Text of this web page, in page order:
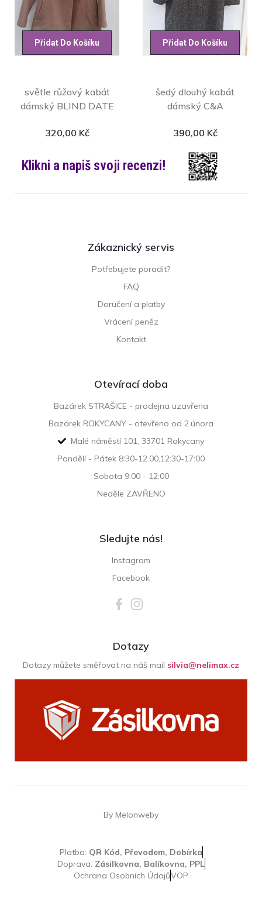
Přidat Do Košíku
světle růžový kabát
dámský BLIND DATE
320,00 Kč
Přidat Do Košíku
šedý dlouhý kabát
dámský C&A
390,00 Kč
Klikni a napiš svoji recenzi!
Zákaznický servis
Potřebujete poradit?
FAQ
Doručení a platby
Vrácení peněz
Kontakt
Otevírací doba
Bazárek STRAŠICE - prodejna uzavřena
Bazárek ROKYCANY - otevřeno od 2.února
Malé náměstí 101, 33701 Rokycany
Pondělí - Pátek 8:30-12.00,12:30-17:00
Sobota 9:00 - 12:00
Neděle ZAVŘENO
Sledujte nás!
Instagram
Facebook
Dotazy
Dotazy můžete směřovat na náš mail silvia@nelimax.cz
By Melonweby
Platba: QR Kód, Převodem, Dobírka
Doprava: Zásilkovna, Balíkovna, PPL
Ochrana Osobních ÚdajůVOP